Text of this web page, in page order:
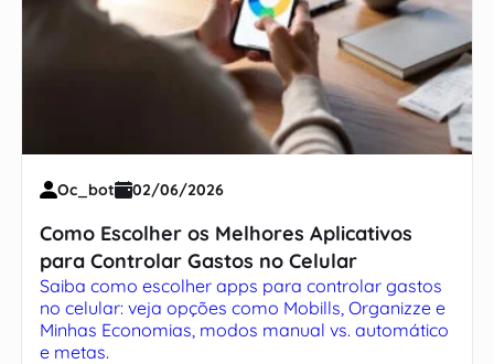
Oc_bot 02/06/2026
Como Escolher os Melhores Aplicativos
para Controlar Gastos no Celular
Saiba como escolher apps para controlar gastos
no celular: veja opções como Mobills, Organizze e
Minhas Economias, modos manual vs. automático
e metas.